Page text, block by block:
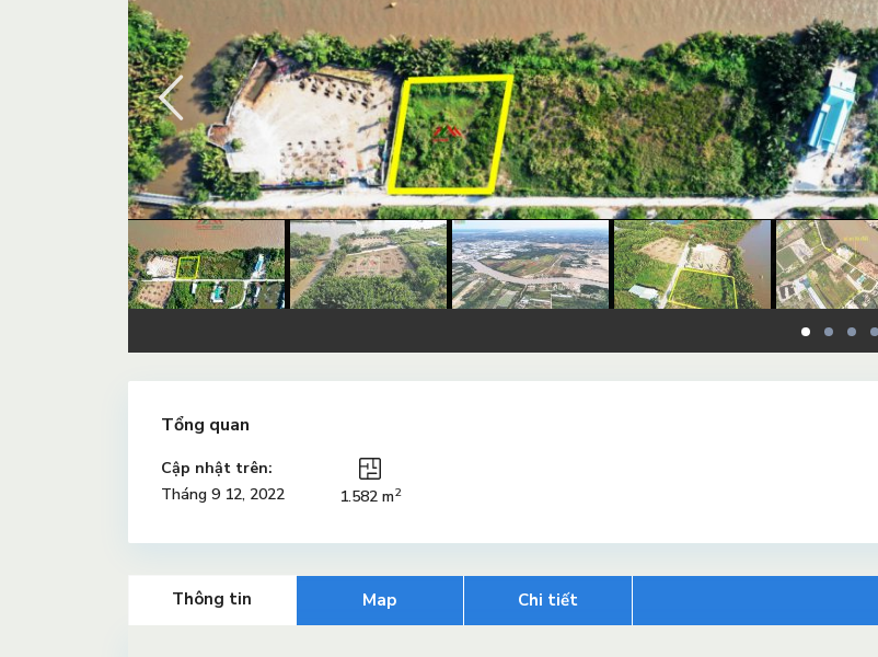
Tổng quan
Cập nhật trên:
Tháng 9 12, 2022
1.582 m2
Thông tin Map Chi tiết